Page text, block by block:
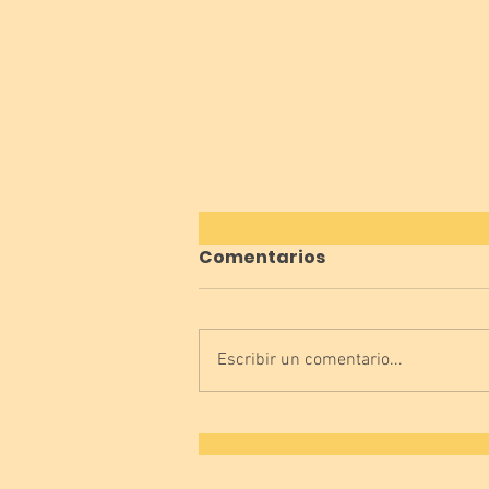
¿Vosotros que tenéis,
lengua o luenga? 😜👅
Comentarios
Escribir un comentario...